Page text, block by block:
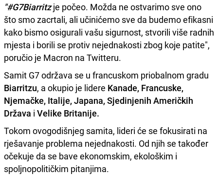
"#G7Biarritzje počeo. Možda ne ostvarimo sve ono
što smo zacrtali, ali učinićemo sve da budemo efikasni
kako bismo osigurali vašu sigurnost, stvorili više radnih
mjesta i borili se protiv nejednakosti zbog koje patite",
poručio je Macron na Twitteru.
Samit G7 održava se u francuskom priobalnom gradu
Biarritzu, a okupio je lidere Kanade, Francuske,
Njemačke, Italije, Japana, Sjedinjenih Američkih
Država i Velike Britanije.
Tokom ovogodišnjeg samita, lideri će se fokusirati na
rješavanje problema nejednakosti. Od njih se također
očekuje da se bave ekonomskim, ekološkim i
spoljnopolitičkim pitanjima.